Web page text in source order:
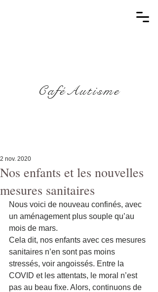
CaféAutisme
Nos enfants et les nouvelles
mesures sanitaires
2 nov. 2020
Nous voici de nouveau confinés, avec
un aménagement plus souple qu’au
mois de mars.
Cela dit, nos enfants avec ces mesures
sanitaires n’en sont pas moins
stressés, voir angoissés. Entre la
COVID et les attentats, le moral n’est
pas au beau fixe. Alors, continuons de